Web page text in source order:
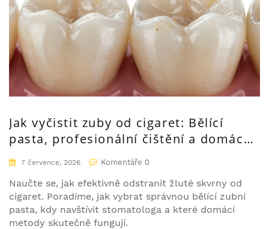
Jak vyčistit zuby od cigaret: Bělící
pasta, profesionální čištění a domácí
tipy7 července, 2026 Komentáře 0
Naučte se, jak efektivně odstranit žluté skvrny od
cigaret. Poradíme, jak vybrat správnou bělící zubní
pasta, kdy navštívit stomatologa a které domácí
metody skutečně fungují.